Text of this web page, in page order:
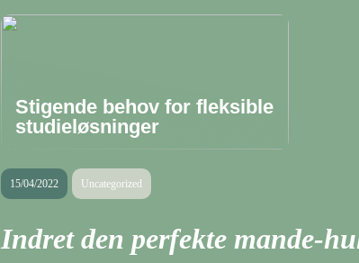
Stigende behov for fleksible
studieløsninger
15/04/2022 Uncategorized
Indret den perfekte mande-